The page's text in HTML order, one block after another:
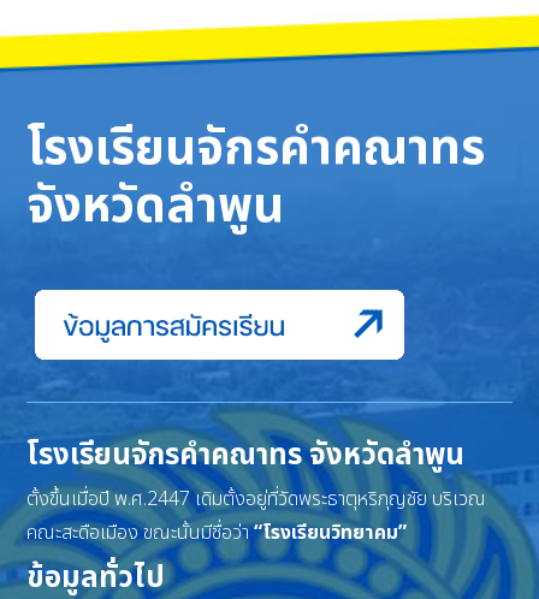
โรงเรียนจักรคำคณาทร
จังหวัดลำพูน
โรงเรียนจักรคำคณาทร จังหวัดลำพูน
ตั้งขึ้นเมื่อปี พ.ศ.2447 เดิมตั้งอยู่ที่วัดพระธาตุหริภุญชัย บริเวณ
คณะสะดือเมือง ขณะนั้นมีชื่อว่า“โรงเรียนวิทยาคม”
ข้อมูลทั่วไป